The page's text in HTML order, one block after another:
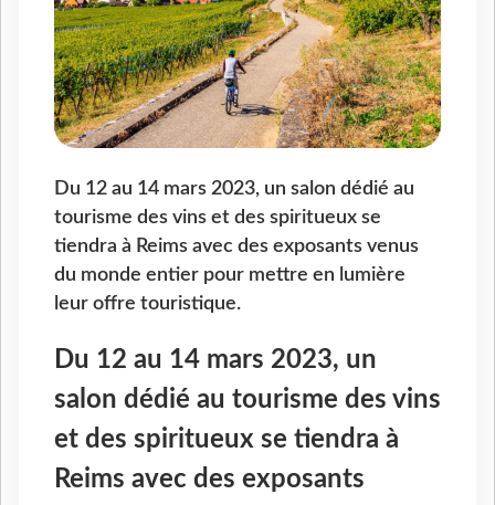
Du 12 au 14 mars 2023, un salon dédié au
tourisme des vins et des spiritueux se
tiendra à Reims avec des exposants venus
du monde entier pour mettre en lumière
leur offre touristique.
Du 12 au 14 mars 2023, un
salon dédié au tourisme des vins
et des spiritueux se tiendra à
Reims avec des exposants